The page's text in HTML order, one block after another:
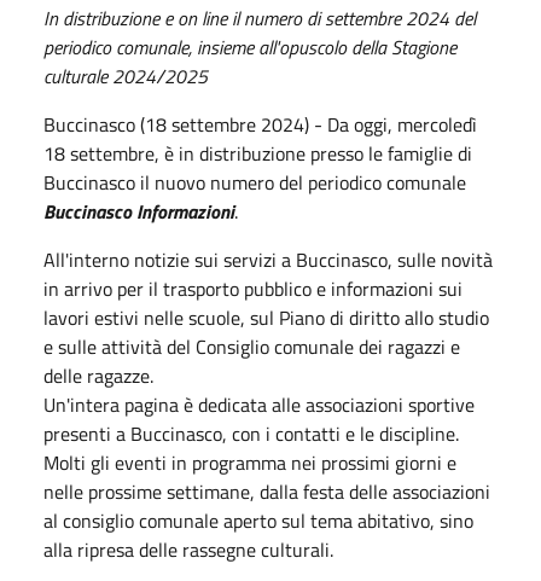
In distribuzione e on line il numero di settembre 2024 del
periodico comunale, insieme all'opuscolo della Stagione
culturale 2024/2025
Buccinasco (18 settembre 2024) - Da oggi, mercoledì
18 settembre, è in distribuzione presso le famiglie di
Buccinasco il nuovo numero del periodico comunale
Buccinasco Informazioni.
All'interno notizie sui servizi a Buccinasco, sulle novità
in arrivo per il trasporto pubblico e informazioni sui
lavori estivi nelle scuole, sul Piano di diritto allo studio
e sulle attività del Consiglio comunale dei ragazzi e
delle ragazze.
Un'intera pagina è dedicata alle associazioni sportive
presenti a Buccinasco, con i contatti e le discipline.
Molti gli eventi in programma nei prossimi giorni e
nelle prossime settimane, dalla festa delle associazioni
al consiglio comunale aperto sul tema abitativo, sino
alla ripresa delle rassegne culturali.